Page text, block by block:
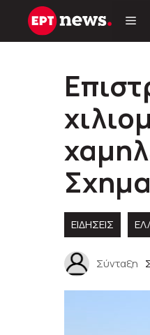
Μετάβαση
ΕΙΔΗΣΕΙΣ
Σύνταξη